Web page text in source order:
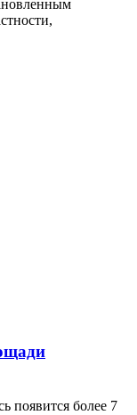
появится более 7